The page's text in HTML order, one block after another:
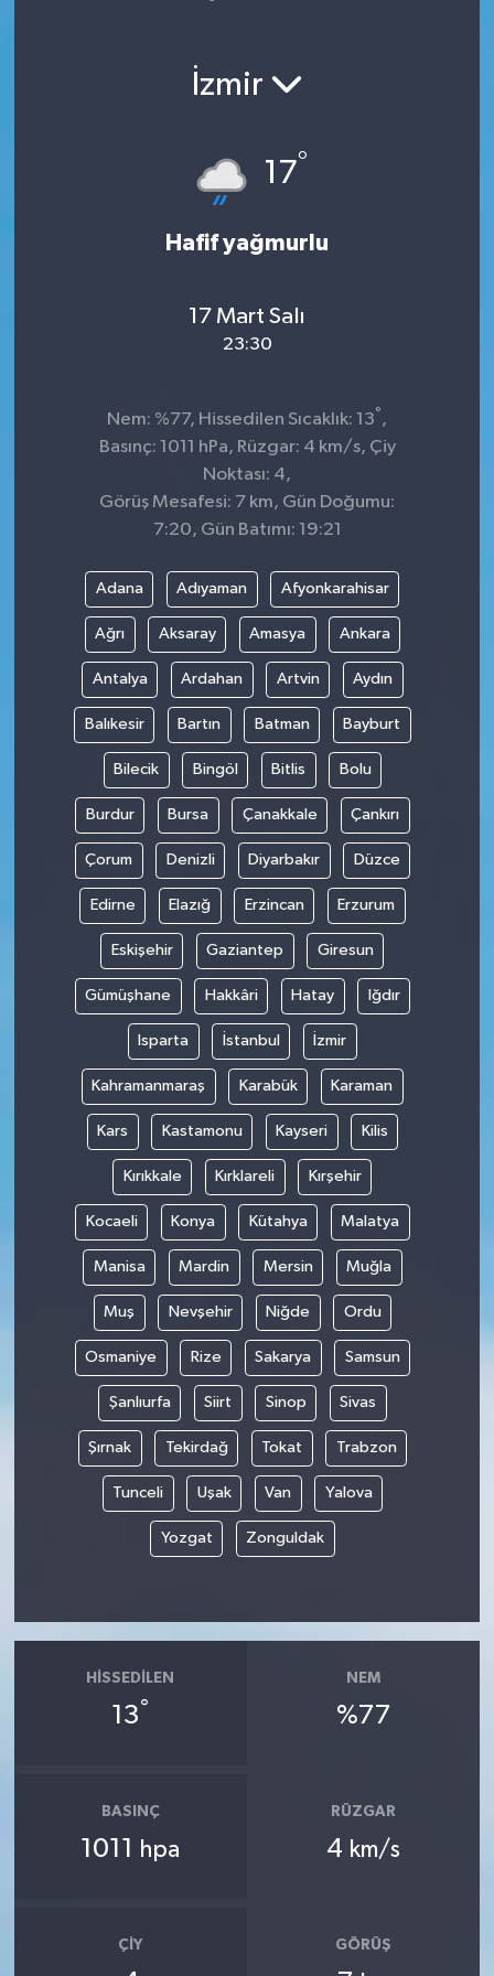
İzmir
17°
Hafif yağmurlu
17 Mart Salı
23:30
Nem: %77, Hissedilen Sıcaklık: 13° ,
Basınç: 1011 hPa, Rüzgar: 4 km/s, Çiy
Noktası: 4,
Görüş Mesafesi: 7 km, Gün Doğumu:
7:20, Gün Batımı: 19:21
Adana Adıyaman Afyonkarahisar
Ağrı Aksaray Amasya Ankara
Antalya Ardahan Artvin Aydın
Balıkesir Bartın Batman Bayburt
Bilecik Bingöl Bitlis Bolu
Burdur Bursa Çanakkale Çankırı
Çorum Denizli Diyarbakır Düzce
Edirne Elazığ Erzincan Erzurum
Eskişehir Gaziantep Giresun
Gümüşhane Hakkâri Hatay Iğdır
Isparta İstanbul İzmir
Kahramanmaraş Karabük Karaman
Kars Kastamonu Kayseri Kilis
Kırıkkale Kırklareli Kırşehir
Kocaeli Konya Kütahya Malatya
Manisa Mardin Mersin Muğla
Muş Nevşehir Niğde Ordu
Osmaniye Rize Sakarya Samsun
Şanlıurfa Siirt Sinop Sivas
Şırnak Tekirdağ Tokat Trabzon
Tunceli Uşak Van Yalova
Yozgat Zonguldak
HISSEDILEN
13°
NEM
%77
BASINÇ
1011 hpa
RÜZGAR
4 km/s
ÇIY GÖRÜŞ